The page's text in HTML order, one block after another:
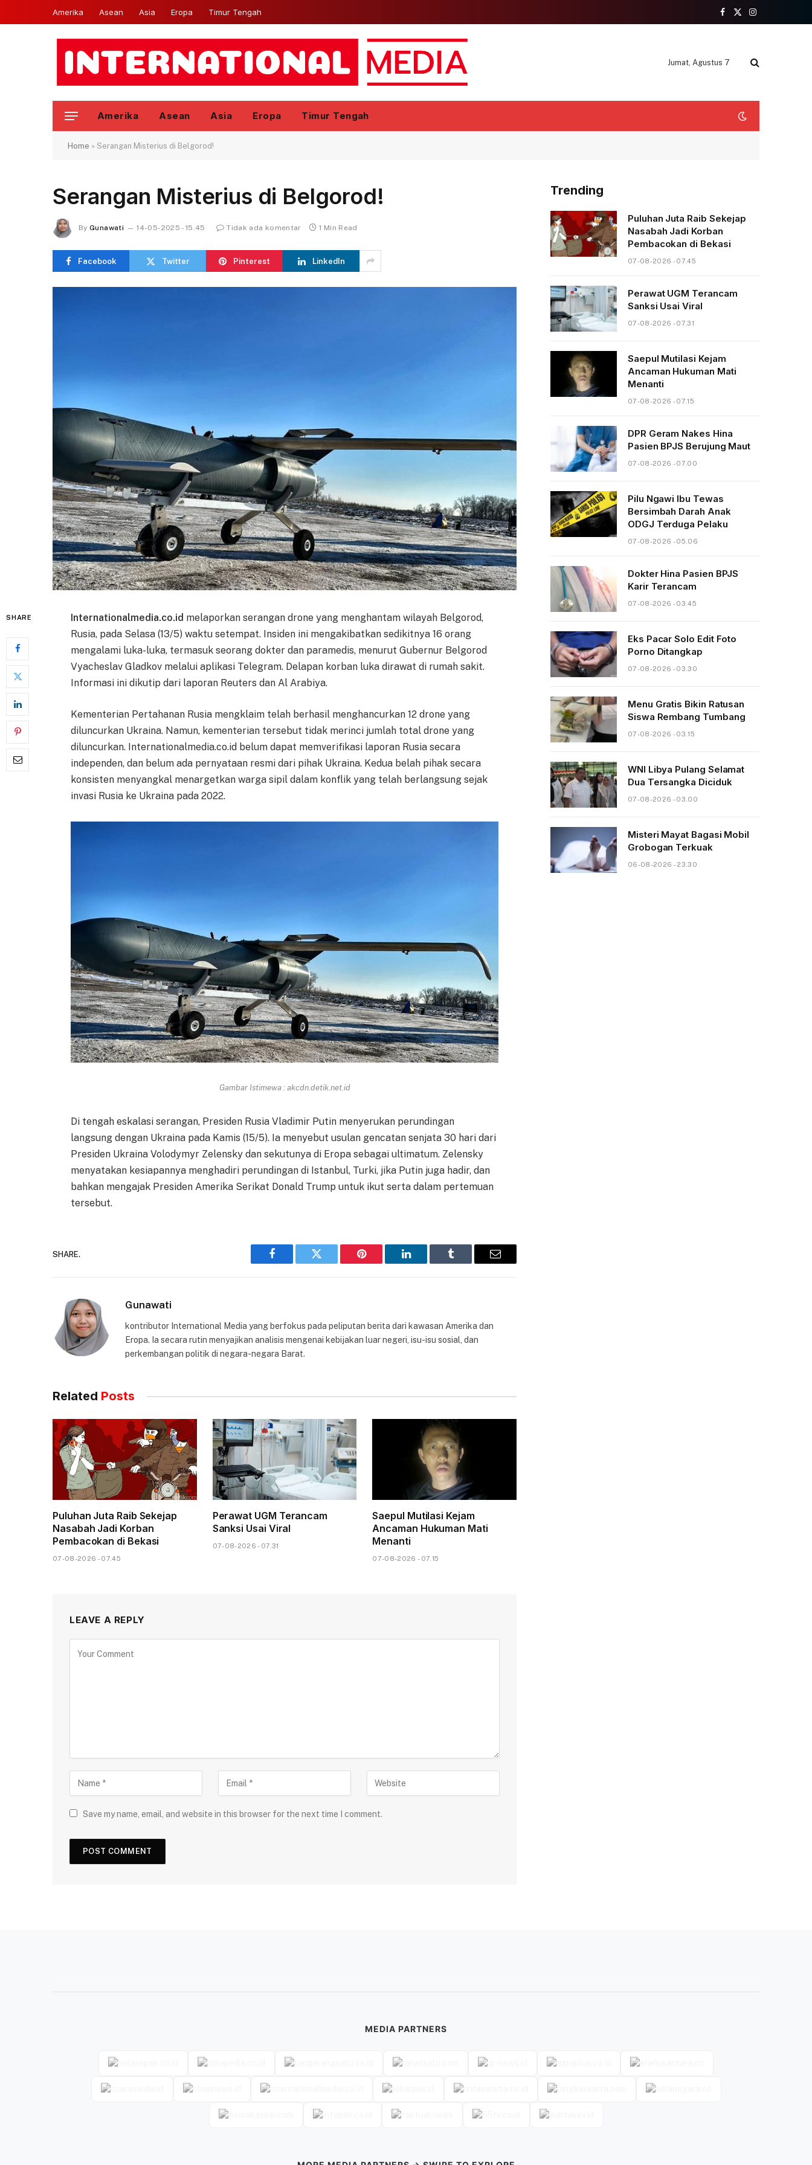
Amerika Asean Asia Eropa Timur Tengah
Facebook
X
Instagram
Jumat, Agustus 7
Amerika Asean Asia Eropa Timur Tengah
Home » Serangan Misterius di Belgorod!
Serangan Misterius di Belgorod!
By Gunawati 14-05-2025 - 15.45 Tidak ada komentar 1 Min Read
Facebook Twitter Pinterest LinkedIn
SHARE Internationalmedia.co.id melaporkan serangan drone yang menghantam wilayah Belgorod,
Rusia, pada Selasa (13/5) waktu setempat. Insiden ini mengakibatkan sedikitnya 16 orang
mengalami luka-luka, termasuk seorang dokter dan paramedis, menurut Gubernur Belgorod
Vyacheslav Gladkov melalui aplikasi Telegram. Delapan korban luka dirawat di rumah sakit.
Informasi ini dikutip dari laporan Reuters dan Al Arabiya.
Kementerian Pertahanan Rusia mengklaim telah berhasil menghancurkan 12 drone yang
diluncurkan Ukraina. Namun, kementerian tersebut tidak merinci jumlah total drone yang
diluncurkan. Internationalmedia.co.id belum dapat memverifikasi laporan Rusia secara
independen, dan belum ada pernyataan resmi dari pihak Ukraina. Kedua belah pihak secara
konsisten menyangkal menargetkan warga sipil dalam konflik yang telah berlangsung sejak
invasi Rusia ke Ukraina pada 2022.
Gambar Istimewa : akcdn.detik.net.id
Di tengah eskalasi serangan, Presiden Rusia Vladimir Putin menyerukan perundingan
langsung dengan Ukraina pada Kamis (15/5). Ia menyebut usulan gencatan senjata 30 hari dari
Presiden Ukraina Volodymyr Zelensky dan sekutunya di Eropa sebagai ultimatum. Zelensky
menyatakan kesiapannya menghadiri perundingan di Istanbul, Turki, jika Putin juga hadir, dan
bahkan mengajak Presiden Amerika Serikat Donald Trump untuk ikut serta dalam pertemuan
tersebut.
SHARE.
Facebook Twitter Pinterest LinkedIn Tumblr Email
Gunawati
kontributor International Media yang berfokus pada peliputan berita dari kawasan Amerika dan
Eropa. Ia secara rutin menyajikan analisis mengenai kebijakan luar negeri, isu-isu sosial, dan
perkembangan politik di negara-negara Barat.
Related Posts
Puluhan Juta Raib Sekejap
Nasabah Jadi Korban
Pembacokan di Bekasi
07-08-2026 - 07.45
Perawat UGM Terancam
Sanksi Usai Viral
07-08-2026 - 07.31
Saepul Mutilasi Kejam
Ancaman Hukuman Mati
Menanti
07-08-2026 - 07.15
LEAVE A REPLY
Save my name, email, and website in this browser for the next time I comment.
Trending
Puluhan Juta Raib Sekejap
Nasabah Jadi Korban
Pembacokan di Bekasi
07-08-2026 - 07.45
Perawat UGM Terancam
Sanksi Usai Viral
07-08-2026 - 07.31
Saepul Mutilasi Kejam
Ancaman Hukuman Mati
Menanti
07-08-2026 - 07.15
DPR Geram Nakes Hina
Pasien BPJS Berujung Maut
07-08-2026 - 07.00
Pilu Ngawi Ibu Tewas
Bersimbah Darah Anak
ODGJ Terduga Pelaku
07-08-2026 - 05.06
Dokter Hina Pasien BPJS
Karir Terancam
07-08-2026 - 03.45
Eks Pacar Solo Edit Foto
Porno Ditangkap
07-08-2026 - 03.30
Menu Gratis Bikin Ratusan
Siswa Rembang Tumbang
07-08-2026 - 03.15
WNI Libya Pulang Selamat
Dua Tersangka Diciduk
07-08-2026 - 03.00
Misteri Mayat Bagasi Mobil
Grobogan Terkuak
06-08-2026 - 23.30
MEDIA PARTNERS